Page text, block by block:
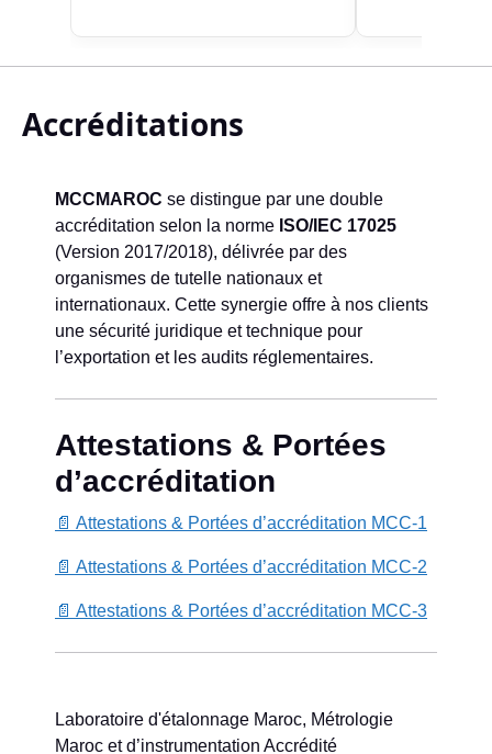
Accréditations
MCCMAROC se distingue par une double
accréditation selon la norme ISO/IEC 17025
(Version 2017/2018), délivrée par des
organismes de tutelle nationaux et
internationaux. Cette synergie offre à nos clients
une sécurité juridique et technique pour
l’exportation et les audits réglementaires.
Attestations & Portées
d’accréditation
📄 Attestations & Portées d’accréditation MCC-1
📄 Attestations & Portées d’accréditation MCC-2
📄 Attestations & Portées d’accréditation MCC-3
Laboratoire d'étalonnage Maroc, Métrologie
Maroc et d’instrumentation Accrédité